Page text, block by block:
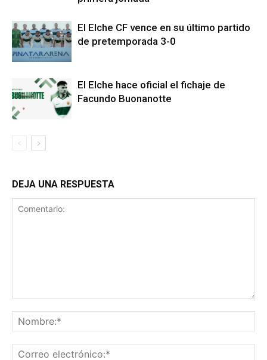
El Elche CF vence en su último partido
de pretemporada 3-0
El Elche hace oficial el fichaje de
Facundo Buonanotte
DEJA UNA RESPUESTA